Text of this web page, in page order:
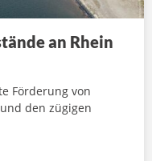
an Rhein
Förderung von
den zügigen